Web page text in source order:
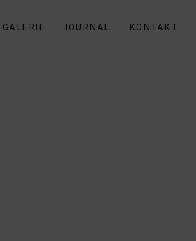
GALERIE JOURNAL KONTAKT